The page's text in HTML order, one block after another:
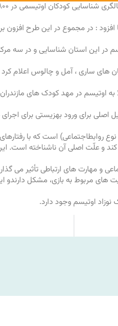
شناسایی کودکان اوتیسمی در ۸۰۰
این طرح افزون بر ۲۲ هزار کودک حاضر درمهدکودک های
در این استان شناسایی و در سه
اوتیسم در مهد کودکهای
اصلی برای ورود بهزیستی برای
نوع روابطاجتماعی) است که با
و علّت اصلی آن ناشناخته است.
و مهارت های ارتباطی تأثیر می
های مربوط به بازی، مشکل دارندو